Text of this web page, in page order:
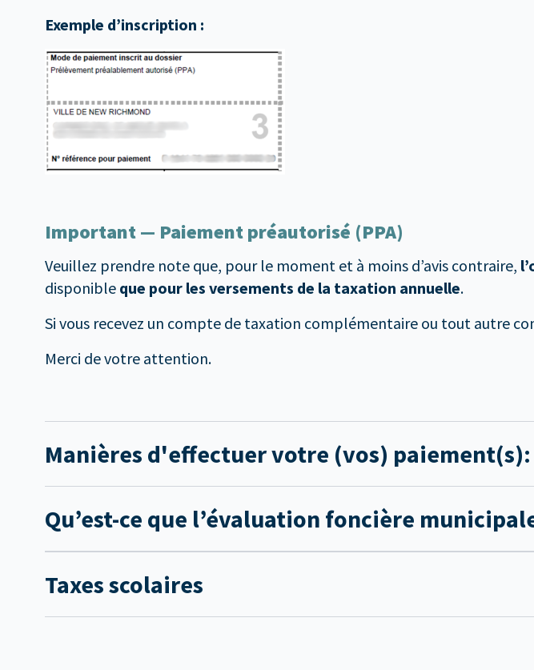
Exemple d’inscription :
Important — Paiement préautorisé (PPA)
Veuillez prendre note que, pour le moment et à moins d’avis contraire,
disponible que pour les versements de la taxation annuelle.
Si vous recevez un compte de taxation complémentaire ou tout autre
Merci de votre attention.
Manières d'effectuer votre (vos) paiement(s):
Qu’est-ce que l’évaluation foncière
Taxes scolaires